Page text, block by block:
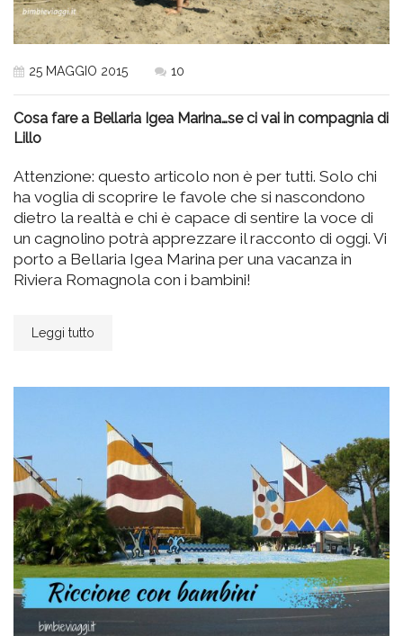
25 MAGGIO 2015 10
Cosa fare a Bellaria Igea Marina…se ci vai in compagnia di
Lillo
Attenzione: questo articolo non è per tutti. Solo chi
ha voglia di scoprire le favole che si nascondono
dietro la realtà e chi è capace di sentire la voce di
un cagnolino potrà apprezzare il racconto di oggi. Vi
porto a Bellaria Igea Marina per una vacanza in
Riviera Romagnola con i bambini!
Leggi tutto